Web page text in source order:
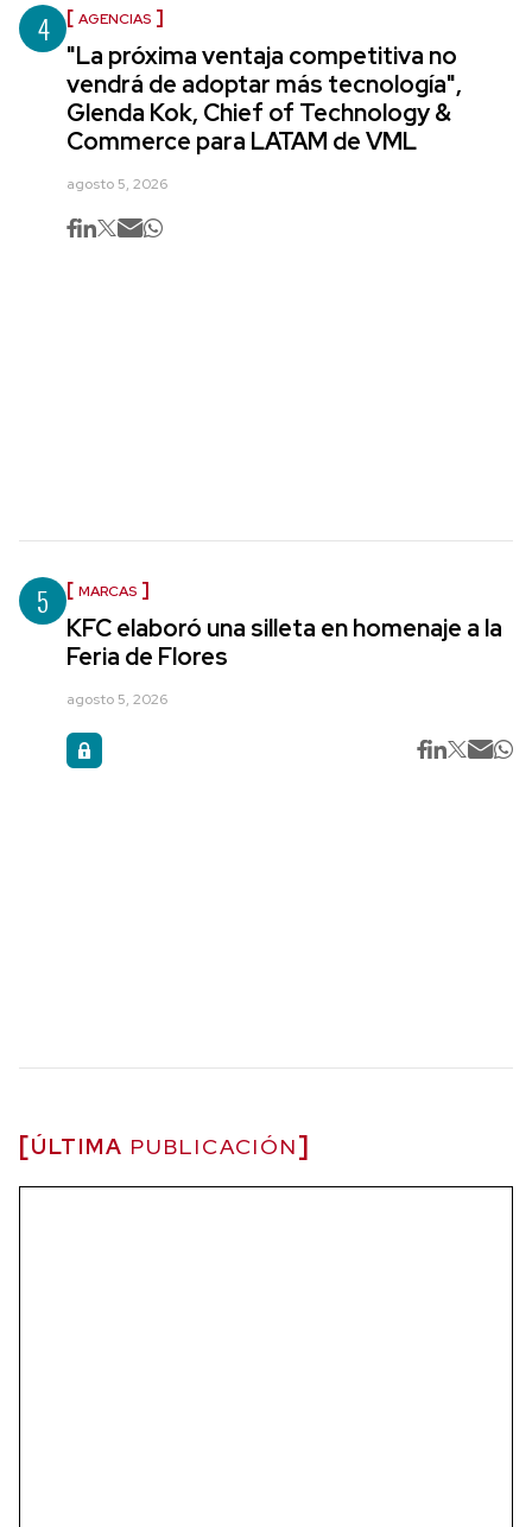
4 AGENCIAS
"La próxima ventaja competitiva no
vendrá de adoptar más tecnología",
Glenda Kok, Chief of Technology &
Commerce para LATAM de VML
agosto 5, 2026
5 MARCAS
KFC elaboró una silleta en homenaje a la
Feria de Flores
agosto 5, 2026
ÚLTIMA PUBLICACIÓN